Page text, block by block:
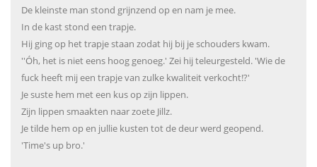
De kleinste man stond grijnzend op en nam je mee.
In de kast stond een trapje.
Hij ging op het trapje staan zodat hij bij je schouders kwam.
''Óh, het is niet eens hoog genoeg.' Zei hij teleurgesteld. 'Wie de
fuck heeft mij een trapje van zulke kwaliteit verkocht!?'
Je suste hem met een kus op zijn lippen.
Zijn lippen smaakten naar zoete Jillz.
Je tilde hem op en jullie kusten tot de deur werd geopend.
'Time's up bro.'